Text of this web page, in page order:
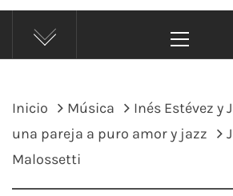
principal
Inicio Música
Inés Estévez y
una pareja a puro amor y jazz
Malossetti